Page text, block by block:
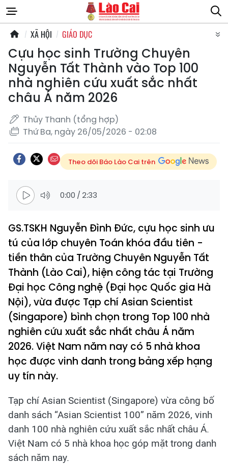
XÃ HỘI GIÁO DỤC
Cựu học sinh Trường Chuyên
Nguyễn Tất Thành vào Top 100
nhà nghiên cứu xuất sắc nhất
châu Á năm 2026
Thủy Thanh (tổng hợp)
Thứ Ba, ngày 26/05/2026 - 02:08
Theo dõi Báo Lào Cai trên
0:00 / 2:33
GS.TSKH Nguyễn Đình Đức, cựu học sinh ưu
tú của lớp chuyên Toán khóa đầu tiên -
tiền thân của Trường Chuyên Nguyễn Tất
Thành (Lào Cai), hiện công tác tại Trường
Đại học Công nghệ (Đại học Quốc gia Hà
Nội), vừa được Tạp chí Asian Scientist
(Singapore) bình chọn trong Top 100 nhà
nghiên cứu xuất sắc nhất châu Á năm
2026. Việt Nam năm nay có 5 nhà khoa
học được vinh danh trong bảng xếp hạng
uy tín này.
Tạp chí Asian Scientist (Singapore) vừa công bố
danh sách “Asian Scientist 100” năm 2026, vinh
danh 100 nhà nghiên cứu xuất sắc nhất châu Á.
Việt Nam có 5 nhà khoa học góp mặt trong danh
sách năm nay.